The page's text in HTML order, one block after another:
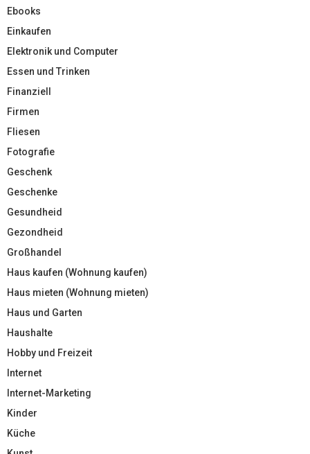
Ebooks
Einkaufen
Elektronik und Computer
Essen und Trinken
Finanziell
Firmen
Fliesen
Fotografie
Geschenk
Geschenke
Gesundheid
Gezondheid
Großhandel
Haus kaufen (Wohnung kaufen)
Haus mieten (Wohnung mieten)
Haus und Garten
Haushalte
Hobby und Freizeit
Internet
Internet-Marketing
Kinder
Küche